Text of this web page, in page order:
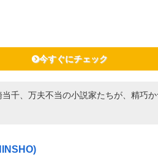
今すぐにチェック
千、万夫不当の小説家たちが、精巧